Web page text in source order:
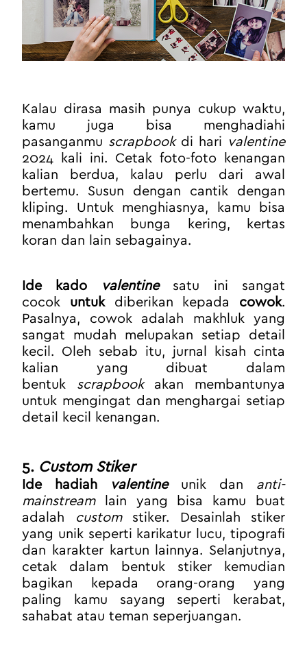
Kalau dirasa masih punya cukup waktu,
kamu juga bisa menghadiahi
pasanganmu scrapbook di hari valentine
2024 kali ini. Cetak foto-foto kenangan
kalian berdua, kalau perlu dari awal
bertemu. Susun dengan cantik dengan
kliping. Untuk menghiasnya, kamu bisa
menambahkan bunga kering, kertas
koran dan lain sebagainya.
Ide kado valentine
satu ini sangat
cocok untuk diberikan kepada cowok.
Pasalnya, cowok adalah makhluk yang
sangat mudah melupakan setiap detail
kecil. Oleh sebab itu, jurnal kisah cinta
kalian yang dibuat dalam
bentuk scrapbook akan membantunya
untuk mengingat dan menghargai setiap
detail kecil kenangan.
5. Custom Stiker
Ide hadiah valentine unik dan anti-
mainstream lain yang bisa kamu buat
adalah
custom stiker. Desainlah stiker
yang unik seperti karikatur lucu, tipografi
dan karakter kartun lainnya. Selanjutnya,
cetak dalam bentuk stiker kemudian
bagikan kepada orang-orang yang
paling kamu sayang seperti kerabat,
sahabat atau teman seperjuangan.